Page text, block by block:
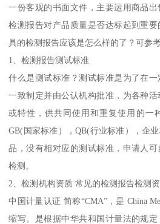
一份客观的书面文件，主要运用商品出
检测报告对产品质量是否达标起到重
具的检测报告应该是怎么样的了？可参
1、检测报告测试标准
什么是测试标准？测试标准是为了在
一致制定并由公认机构批准，为各种
或特性，供共同使用和重复使用的一
GB(国家标准），QB(行业标准），企
品，没有相对应的测试标准，申请人
检测。
2、检测机构资质 常见的检测报告检测
中国计量认证 简称“CMA”，是 China
缩写。是根据中华共和国计量法的规